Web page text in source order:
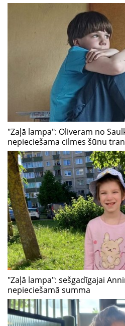
"Zaļā lampa": Oliveram no
nepieciešama cilmes šūnu
"Zaļā lampa": sešgadīgajai
nepieciešamā summa